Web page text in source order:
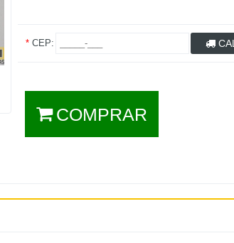
*CEP:
COMPRAR